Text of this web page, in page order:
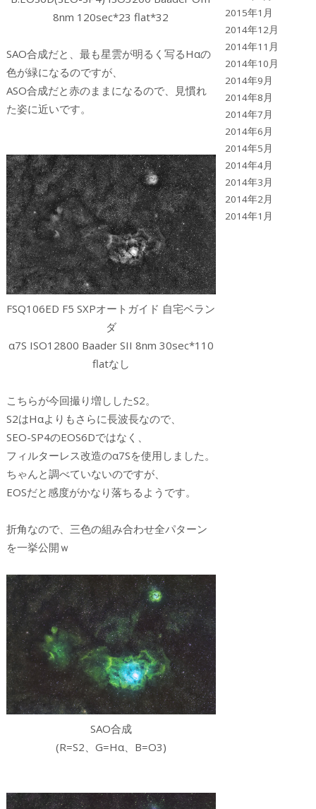
8nm 120sec*23 flat*32
SAO合成だと、最も星雲が明るく写るHαの
色が緑になるのですが、
ASO合成だと赤のままになるので、見慣れ
た姿に近いです。
FSQ106ED F5 SXPオートガイド 自宅ベラン
ダ
α7S ISO12800 Baader SII 8nm 30sec*110
flatなし
こちらが今回撮り増ししたS2。
S2はHαよりもさらに長波長なので、
SEO-SP4のEOS6Dではなく、
フィルターレス改造のα7Sを使用しました。
ちゃんと調べていないのですが、
EOSだと感度がかなり落ちるようです。
折角なので、三色の組み合わせ全パターン
を一挙公開ｗ
SAO合成
(R=S2、G=Hα、B=O3)
2015年1月
2014年12月
2014年11月
2014年10月
2014年9月
2014年8月
2014年7月
2014年6月
2014年5月
2014年4月
2014年3月
2014年2月
2014年1月